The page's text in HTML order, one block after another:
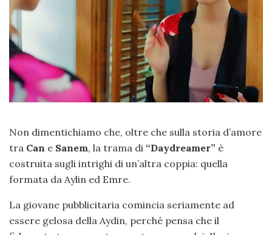
Non dimentichiamo che, oltre che sulla storia d’amore
tra Can e Sanem, la trama di “Daydreamer” è
costruita sugli intrighi di un’altra coppia: quella
formata da Aylin ed Emre.
La giovane pubblicitaria comincia seriamente ad
essere gelosa della Aydin, perché pensa che il